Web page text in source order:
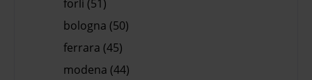
forlì (51)
bologna (50)
ferrara (45)
modena (44)